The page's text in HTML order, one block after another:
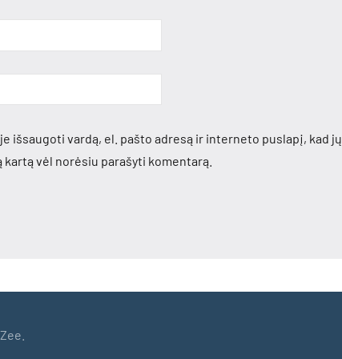
išsaugoti vardą, el. pašto adresą ir interneto puslapį, kad jų
vėl norėsiu parašyti komentarą.